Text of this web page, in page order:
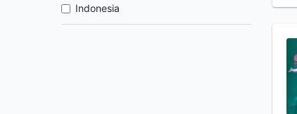
Indonesia